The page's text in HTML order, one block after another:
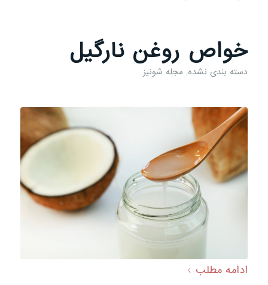
خواص روغن نارگیل
دسته بندی نشده, مجله شونیز
ادامه مطلب